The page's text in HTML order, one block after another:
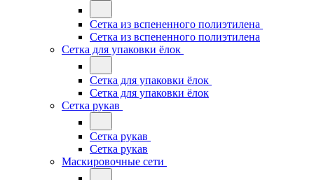
Сетка из вспененного полиэтилена
Сетка из вспененного полиэтилена
Сетка для упаковки ёлок
Сетка для упаковки ёлок
Сетка для упаковки ёлок
Сетка рукав
Сетка рукав
Сетка рукав
Маскировочные сети